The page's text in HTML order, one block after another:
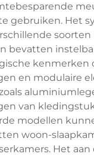
gebruiken. Het
soorten
bevatten
en modulaire
van
modellen
woon-
Het